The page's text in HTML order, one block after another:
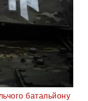
батальйону